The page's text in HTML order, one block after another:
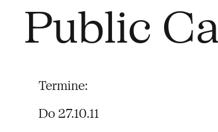
Public
Termine:
Do 27.10.11